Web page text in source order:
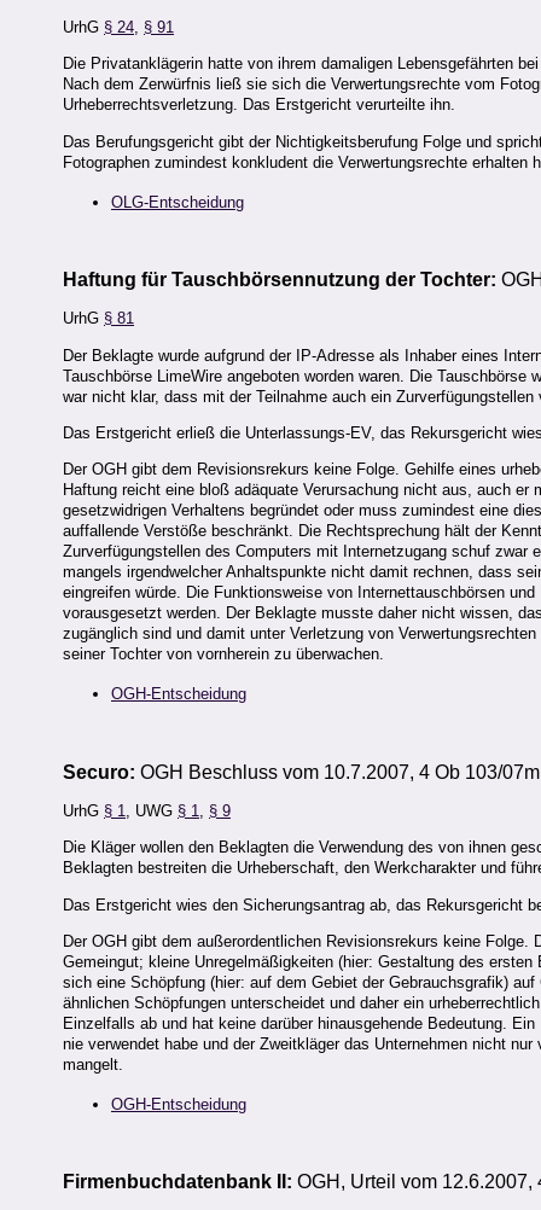
UrhG § 24, § 91
Die Privatanklägerin hatte von ihrem damaligen Lebensgefährten
Nach dem Zerwürfnis ließ sie sich die Verwertungsrechte vom
Urheberrechtsverletzung. Das Erstgericht verurteilte ihn.
Das Berufungsgericht gibt der Nichtigkeitsberufung Folge und
Fotographen zumindest konkludent die Verwertungsrechte
OLG-Entscheidung
Haftung für Tauschbörsennutzung der Tochter:
UrhG § 81
Der Beklagte wurde aufgrund der IP-Adresse als Inhaber eines
Tauschbörse LimeWire angeboten worden waren. Die
war nicht klar, dass mit der Teilnahme auch ein
Das Erstgericht erließ die Unterlassungs-EV, das Rekursgericht
Der OGH gibt dem Revisionsrekurs keine Folge. Gehilfe eines
Haftung reicht eine bloß adäquate Verursachung nicht aus, auch
gesetzwidrigen Verhaltens begründet oder muss zumindest eine
auffallende Verstöße beschränkt. Die Rechtsprechung hält der
Zurverfügungstellen des Computers mit Internetzugang schuf
mangels irgendwelcher Anhaltspunkte nicht damit rechnen, dass
eingreifen würde. Die Funktionsweise von Internettauschbörsen
vorausgesetzt werden. Der Beklagte musste daher nicht wissen,
zugänglich sind und damit unter Verletzung von
seiner Tochter von vornherein zu überwachen.
OGH-Entscheidung
Securo: OGH Beschluss vom 10.7.2007, 4 Ob 103/07m
UrhG § 1 , UWG § 1 § 9
Die Kläger wollen den Beklagten die Verwendung des von ihnen
Beklagten bestreiten die Urheberschaft, den Werkcharakter und
Das Erstgericht wies den Sicherungsantrag ab, das Rekursgericht
Der OGH gibt dem außerordentlichen Revisionsrekurs keine
Gemeingut; kleine Unregelmäßigkeiten (hier: Gestaltung des
sich eine Schöpfung (hier: auf dem Gebiet der Gebrauchsgrafik)
ähnlichen Schöpfungen unterscheidet und daher ein
Einzelfalls ab und hat keine darüber hinausgehende Bedeutung.
nie verwendet habe und der Zweitkläger das Unternehmen nicht
mangelt.
OGH-Entscheidung
Firmenbuchdatenbank II: OGH, Urteil vom 12.6.2007,